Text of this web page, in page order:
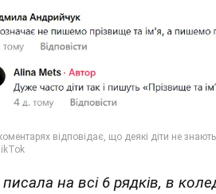
на всі 6 рядків, в